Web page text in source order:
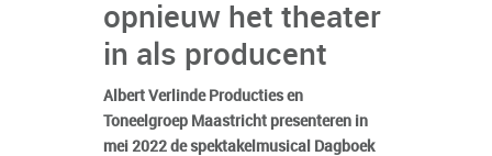
opnieuw het theater
in als producent
Albert Verlinde Producties en
Toneelgroep Maastricht presenteren in
mei 2022 de spektakelmusical Dagboek